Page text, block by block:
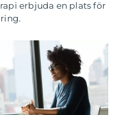
erbjuda en plats för